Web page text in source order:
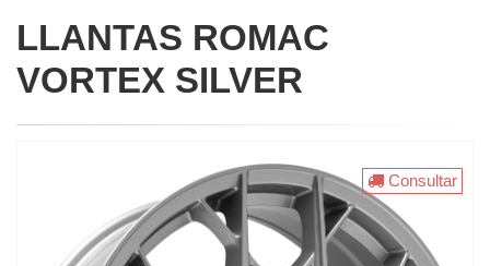
LLANTAS ROMAC
VORTEX SILVER
Consultar